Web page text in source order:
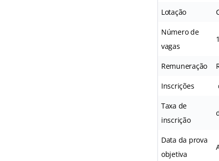
Lotação
Número de
vagas
Remuneração
Inscrições
Taxa de
inscrição
Data da prova
objetiva